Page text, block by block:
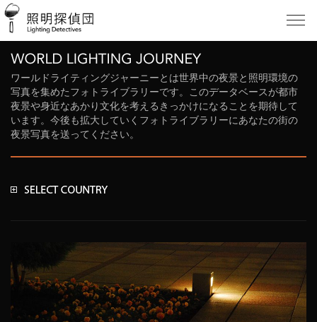
ワールドライティングジャーニーとは世界中の夜景と照明環境の
写真を集めたフォトライブラリーです。このデータベースが都市
夜景や身近なあかり文化を考えるきっかけになることを期待して
います。今後も拡大していくフォトライブラリーにあなたの街の
夜景写真を送ってください。